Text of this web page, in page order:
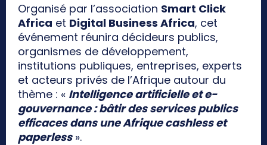
Organisé par l’association Smart Click
Africa et Digital Business Africa, cet
événement réunira décideurs publics,
organismes de développement,
institutions publiques, entreprises, experts
et acteurs privés de l’Afrique autour du
thème : « Intelligence artificielle et e-
gouvernance : bâtir des services publics
efficaces dans une Afrique cashless et
paperless».